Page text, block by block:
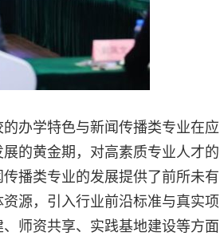
办学特色与新闻传播类专业在应
的黄金期，对高素质专业人才的
播类专业的发展提供了前所未有
源，引入行业前沿标准与真实项
师资共享、实践基地建设等方面